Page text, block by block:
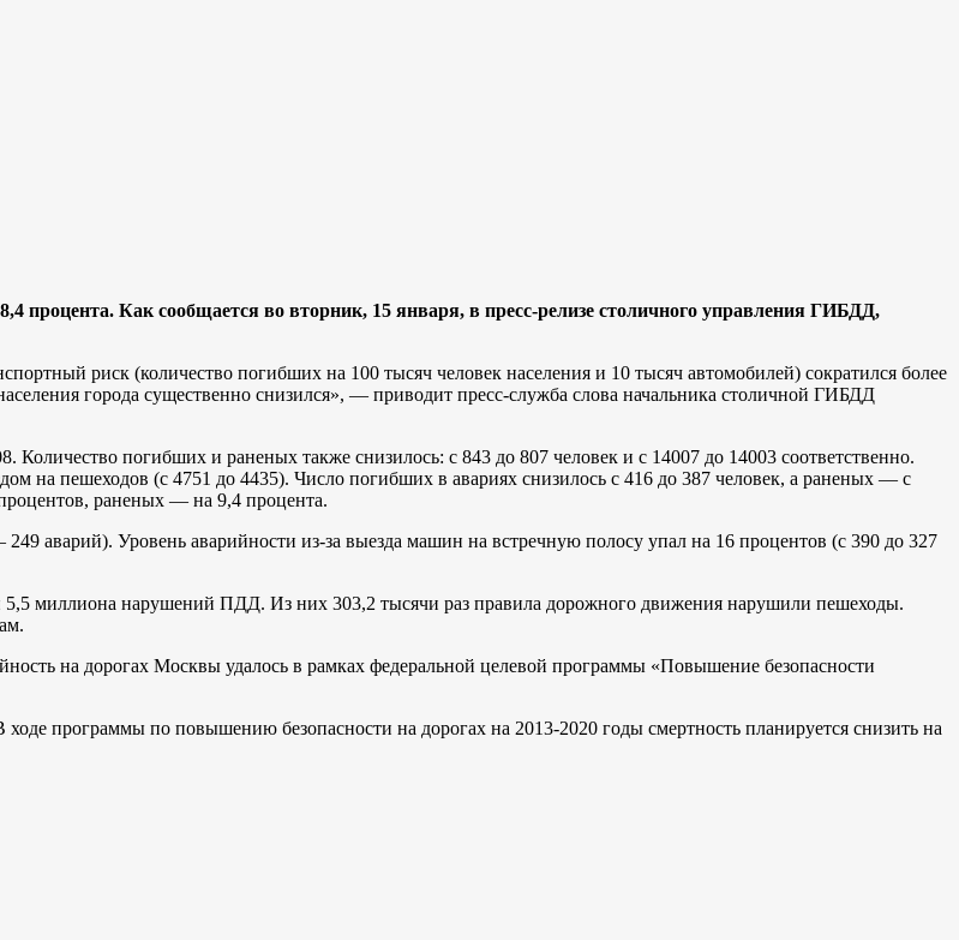
процента. Как сообщается во вторник, 15 января, в пресс-релизе столичного управления ГИБДД,
риск (количество погибших на 100 тысяч человек населения и 10 тысяч автомобилей) сократился более
города существенно снизился», — приводит пресс-служба слова начальника столичной ГИБДД
погибших и раненых также снизилось: с 843 до 807 человек и с 14007 до 14003 соответственно.
на пешеходов (с 4751 до 4435). Число погибших в авариях снизилось с 416 до 387 человек, а раненых — с
раненых — на 9,4 процента.
аварий). Уровень аварийности из-за выезда машин на встречную полосу упал на 16 процентов (с 390 до 327
миллиона нарушений ПДД. Из них 303,2 тысячи раз правила дорожного движения нарушили пешеходы.
на дорогах Москвы удалось в рамках федеральной целевой программы «Повышение безопасности
программы по повышению безопасности на дорогах на 2013-2020 годы смертность планируется снизить на